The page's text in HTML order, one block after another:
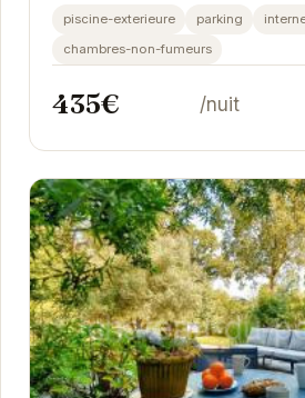
des vacances en famille ou entre
piscine-exterieure parking
chambres-non-fumeurs
435€ /nuit